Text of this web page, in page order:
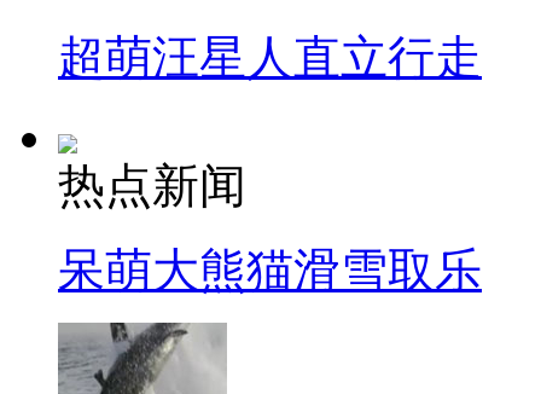
超萌汪星人直立行走
热点新闻
呆萌大熊猫滑雪取乐